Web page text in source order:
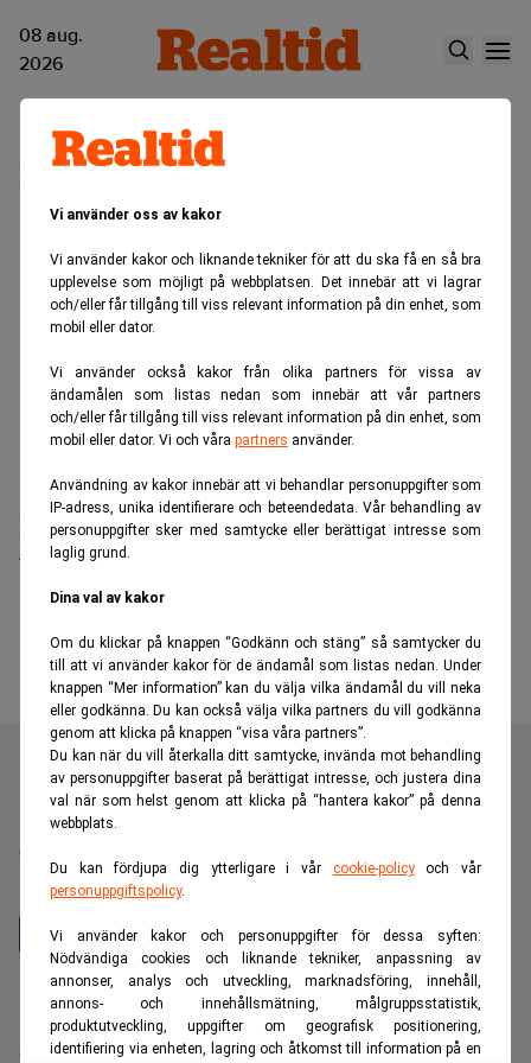
Vi använder oss av kakor
Vi använder kakor och liknande tekniker för att du ska få en så bra
upplevelse som möjligt på webbplatsen. Det innebär att vi lagrar
och/eller får tillgång till viss relevant information på din enhet, som
mobil eller dator.
Vi använder också kakor från olika partners för vissa av
ändamålen som listas nedan som innebär att vår partners
och/eller får tillgång till viss relevant information på din enhet, som
mobil eller dator. Vi och våra partners använder.
Användning av kakor innebär att vi behandlar personuppgifter som
IP-adress, unika identifierare och beteendedata. Vår behandling av
personuppgifter sker med samtycke eller berättigat intresse som
laglig grund.
Dina val av kakor
Om du klickar på knappen “Godkänn och stäng” så samtycker du
till att vi använder kakor för de ändamål som listas nedan. Under
knappen “Mer information” kan du välja vilka ändamål du vill neka
eller godkänna. Du kan också välja vilka partners du vill godkänna
genom att klicka på knappen “visa våra partners”.
Du kan när du vill återkalla ditt samtycke, invända mot behandling
av personuppgifter baserat på berättigat intresse, och justera dina
val när som helst genom att klicka på “hantera kakor” på denna
webbplats.
Du kan fördjupa dig ytterligare i vår cookie-policyoch vår
personuppgiftspolicy.
Vi använder kakor och personuppgifter för dessa syften:
Nödvändiga cookies och liknande tekniker, anpassning av
annonser, analys och utveckling, marknadsföring, innehåll,
annons- och innehållsmätning, målgruppsstatistik,
produktutveckling, uppgifter om geografisk positionering,
identifiering via enheten, lagring och åtkomst till information på en
08 aug.
2026
Richard Murray
Richard Murray har rekryterats som
vd för Hilbert Capital
Realtid är en oberoende och kostnadsfri nyhetskanal för
dig som vill fördjupa dig inom finans- och
näringslivsnyheter.
Hantera prenumeration
Integritetspolicy för personuppgifter
Cookiepolicy